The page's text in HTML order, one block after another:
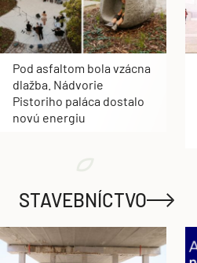
Pod asfaltom bola vzácna
dlažba. Nádvorie
Pistoriho paláca dostalo
novú energiu
STAVEBNÍCTVO